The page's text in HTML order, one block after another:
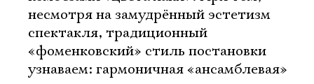
несмотря на замудрённый эстетизм
спектакля, традиционный
«фоменковский» стиль постановки
узнаваем: гармоничная «ансамблевая»